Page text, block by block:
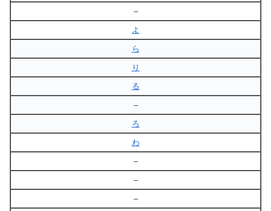
–
よ
ら
り
る
–
ろ
わ
–
–
–